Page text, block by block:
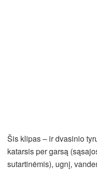
Šis klipas – ir dvasinio
katarsis per garsą
sutartinėmis), ugnį,